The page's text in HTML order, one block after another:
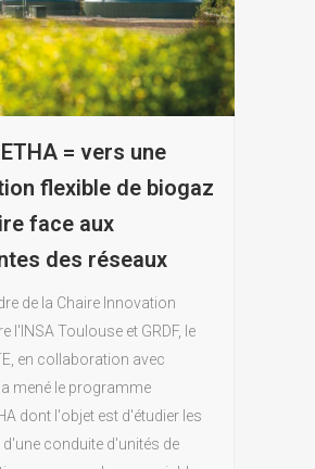
= vers une
flexible de biogaz
face aux
des réseaux
de la Chaire Innovation
l'INSA Toulouse et GRDF, le
en collaboration avec
a mené le programme
dont l'objet est d'étudier les
conduite d'unités de